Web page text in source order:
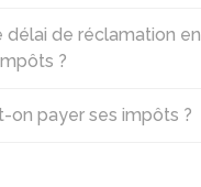
délai de réclamation en
?
on payer ses impôts ?